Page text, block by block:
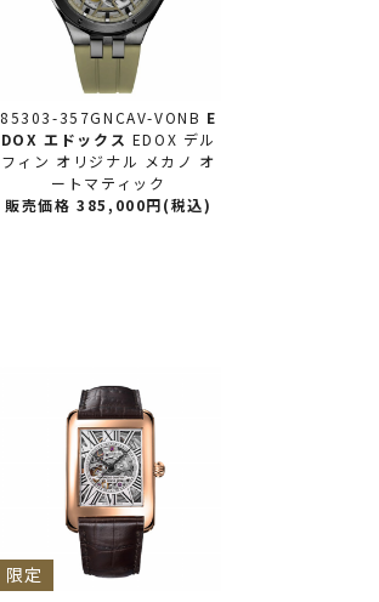
85303-357GNCAV-VONB E
DOX エドックス EDOX デル
フィン オリジナル メカノ オ
ートマティック
販売価格 385,000円(税込)
限定